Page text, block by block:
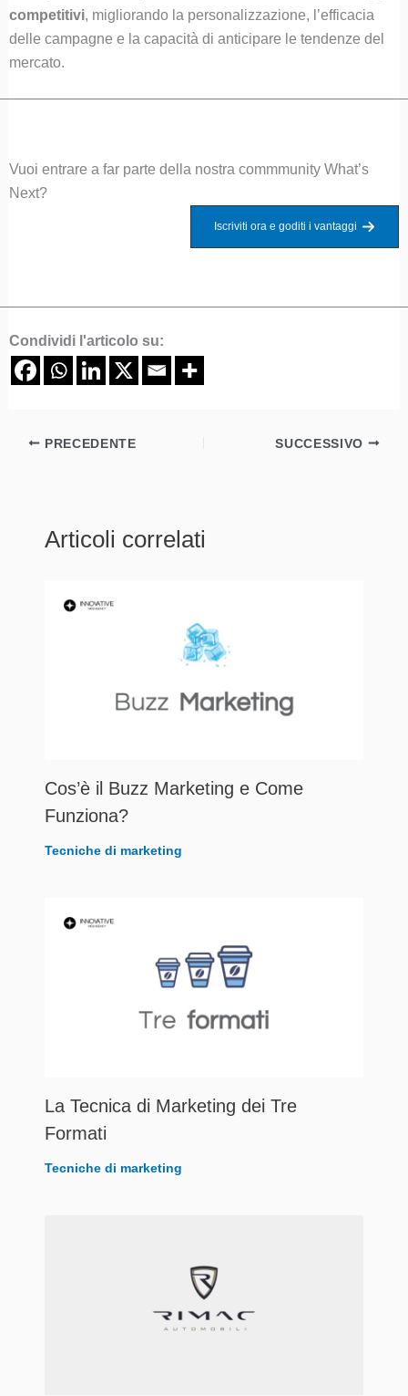
competitivi, migliorando la personalizzazione, l’efficacia
delle campagne e la capacità di anticipare le tendenze del
mercato.
Vuoi entrare a far parte della nostra commmunity What’s
Next?
Iscriviti ora e goditi i vantaggi
Condividi l'articolo su:
PRECEDENTE SUCCESSIVO
Articoli correlati
Cos’è il Buzz Marketing e Come
Funziona?
Tecniche di marketing
La Tecnica di Marketing dei Tre
Formati
Tecniche di marketing